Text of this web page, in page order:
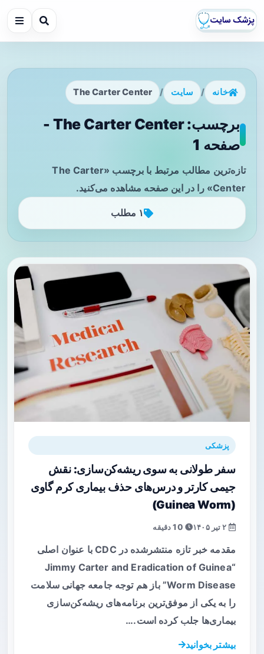
خانه / سایت /
The Carter Center
برچسب: The Carter Center -
صفحه 1
تازه‌ترین مطالب مرتبط با برچسب «The Carter
Center» را در این صفحه مشاهده می‌کنید.
۱ مطلب
پزشکی
سفر طولانی به سوی ریشه‌کن‌سازی: نقش
جیمی کارتر و درس‌های حذف بیماری کرم گاوی
(Guinea Worm)
مقدمه خبر تازه منتشرشده در CDC با عنوان اصلی
“Jimmy Carter and Eradication of Guinea
Worm Disease” باز هم توجه جامعه جهانی سلامت
را به یکی از موفق‌ترین برنامه‌های ریشه‌کن‌سازی
بیماری‌ها جلب کرده است.…
بیشتر بخوانید